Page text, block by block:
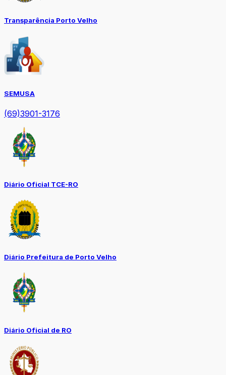
Transparência Porto Velho
SEMUSA
(69)3901-3176
Diário Oficial TCE-RO
Diário Prefeitura de Porto Velho
Diário Oficial de RO